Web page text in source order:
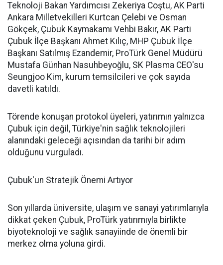
Teknoloji Bakan Yardımcısı Zekeriya Coştu, AK Parti
Ankara Milletvekilleri Kurtcan Çelebi ve Osman
Gökçek, Çubuk Kaymakamı Vehbi Bakır, AK Parti
Çubuk İlçe Başkanı Ahmet Kılıç, MHP Çubuk İlçe
Başkanı Satılmış Ezandemir, ProTürk Genel Müdürü
Mustafa Günhan Nasuhbeyoğlu, SK Plasma CEO'su
Seungjoo Kim, kurum temsilcileri ve çok sayıda
davetli katıldı.
Törende konuşan protokol üyeleri, yatırımın yalnızca
Çubuk için değil, Türkiye'nin sağlık teknolojileri
alanındaki geleceği açısından da tarihi bir adım
olduğunu vurguladı.
Çubuk'un Stratejik Önemi Artıyor
Son yıllarda üniversite, ulaşım ve sanayi yatırımlarıyla
dikkat çeken Çubuk, ProTürk yatırımıyla birlikte
biyoteknoloji ve sağlık sanayiinde de önemli bir
merkez olma yoluna girdi.